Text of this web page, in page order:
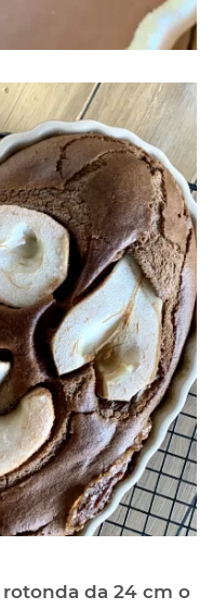
da 24 cm o